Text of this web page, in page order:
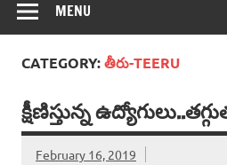
MENU
CATEGORY:తీరు-TEERU
క్షీణిస్తున్న
February 16, 2019